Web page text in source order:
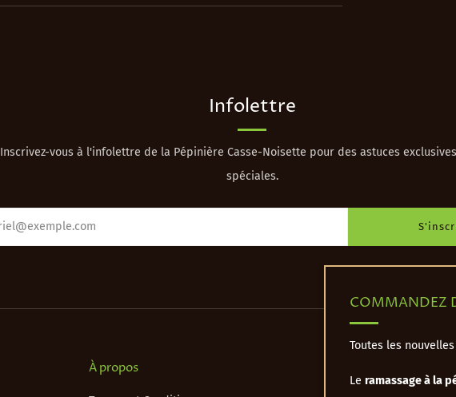
COMMANDEZ
Toutes les
Le ramassage à la
Infolettre
Inscrivez-vous à l'infolettre de la Pépinière Casse-Noisette pour des astuces
spéciales.
À propos